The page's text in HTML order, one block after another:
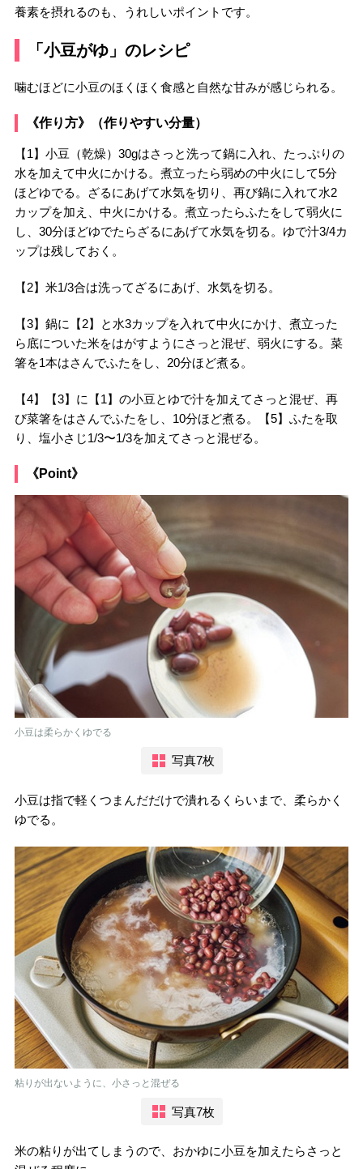
養素を摂れるのも、うれしいポイントです。
「小豆がゆ」のレシピ
噛むほどに小豆のほくほく食感と自然な甘みが感じられる。
《作り方》（作りやすい分量）
【1】小豆（乾燥）30gはさっと洗って鍋に入れ、たっぷりの
水を加えて中火にかける。煮立ったら弱めの中火にして5分
ほどゆでる。ざるにあげて水気を切り、再び鍋に入れて水2
カップを加え、中火にかける。煮立ったらふたをして弱火に
し、30分ほどゆでたらざるにあげて水気を切る。ゆで汁3/4カ
ップは残しておく。
【2】米1/3合は洗ってざるにあげ、水気を切る。
【3】鍋に【2】と水3カップを入れて中火にかけ、煮立った
ら底についた米をはがすようにさっと混ぜ、弱火にする。菜
箸を1本はさんでふたをし、20分ほど煮る。
【4】【3】に【1】の小豆とゆで汁を加えてさっと混ぜ、再
び菜箸をはさんでふたをし、10分ほど煮る。【5】ふたを取
り、塩小さじ1/3〜1/3を加えてさっと混ぜる。
《Point》
小豆は柔らかくゆでる
写真7枚
小豆は指で軽くつまんだだけで潰れるくらいまで、柔らかく
ゆでる。
粘りが出ないように、小さっと混ぜる
写真7枚
米の粘りが出てしまうので、おかゆに小豆を加えたらさっと